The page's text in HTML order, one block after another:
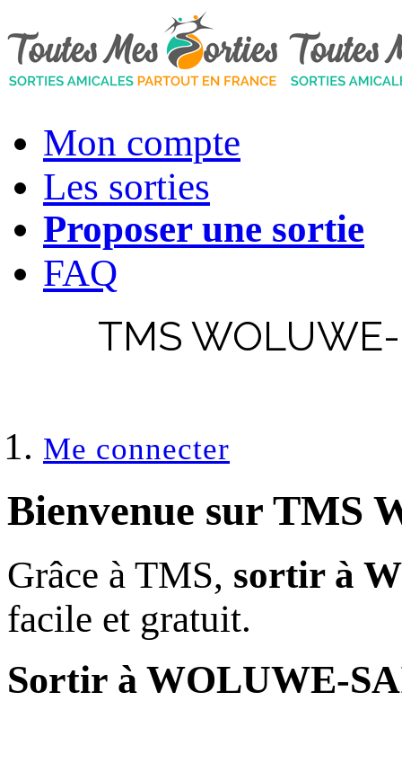
Mon compte
Les sorties
Proposer une sortie
FAQ
TMS
Me connecter
Bienvenue sur TMS
Grâce à TMS, sortir à
facile et gratuit.
Sortir à WOLUWE-